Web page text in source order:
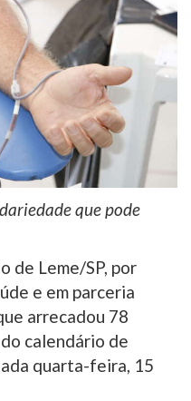
que pode
de Leme/SP, por
e em parceria
arrecadou 78
calendário de
quarta-feira, 15